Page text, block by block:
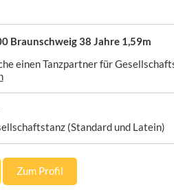
Braunschweig 38 Jahre 1,59m
einen Tanzpartner für
(Standard und Latein)
Zum Profil